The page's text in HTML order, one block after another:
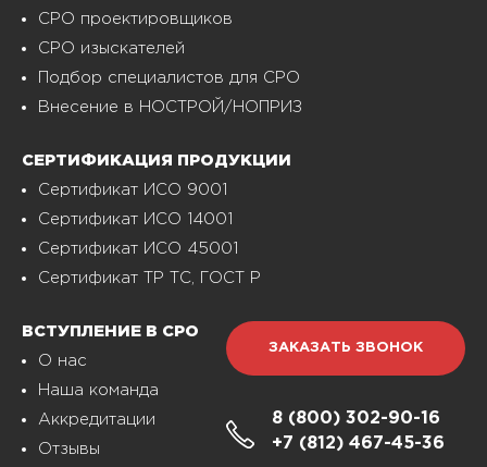
СРО проектировщиков
СРО изыскателей
Подбор специалистов для СРО
Внесение в НОСТРОЙ/НОПРИЗ
СЕРТИФИКАЦИЯ ПРОДУКЦИИ
Сертификат ИСО 9001
Сертификат ИСО 14001
Сертификат ИСО 45001
Сертификат ТР ТС, ГОСТ Р
ВСТУПЛЕНИЕ В СРО
О нас
Наша команда
Аккредитации
Отзывы
ЗАКАЗАТЬ ЗВОНОК
8 (800) 302-90-16
+7 (812) 467-45-36